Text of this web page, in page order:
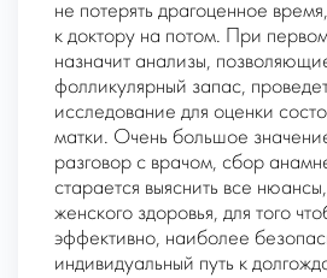
не потерять драгоценное
к доктору на потом. При
назначит анализы,
фолликулярный запас,
исследование для оценки
матки. Очень большое
разговор с врачом, сбор
старается выяснить все
женского здоровья, для того
эффективно, наиболее
индивидуальный путь к